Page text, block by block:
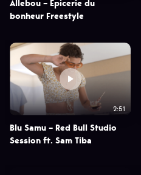
Allebou – Epicerie du
bonheur Freestyle
2:51
Blu Samu – Red Bull Studio
Session ft. Sam Tiba